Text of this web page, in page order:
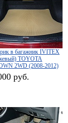
в багажник IVITEX
TOYOTA
2WD (2008-2012)
руб.